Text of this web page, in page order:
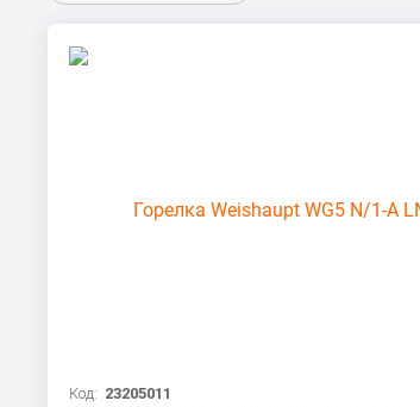
Код: 23205011